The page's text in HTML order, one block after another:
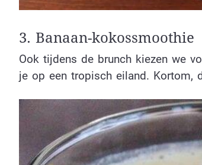
3. Banaan-kokossmoothie
Ook tijdens de brunch kiezen we
je op een tropisch eiland. Kortom,